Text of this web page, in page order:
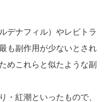
デナフィル）やレビトラ
も副作用が少ないとされ
めこれらと似たような副
・紅潮といったもので、